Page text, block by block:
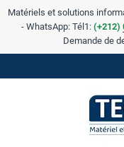
Matériels et solutions
- WhatsApp: Tél1: (+212)
Demande de